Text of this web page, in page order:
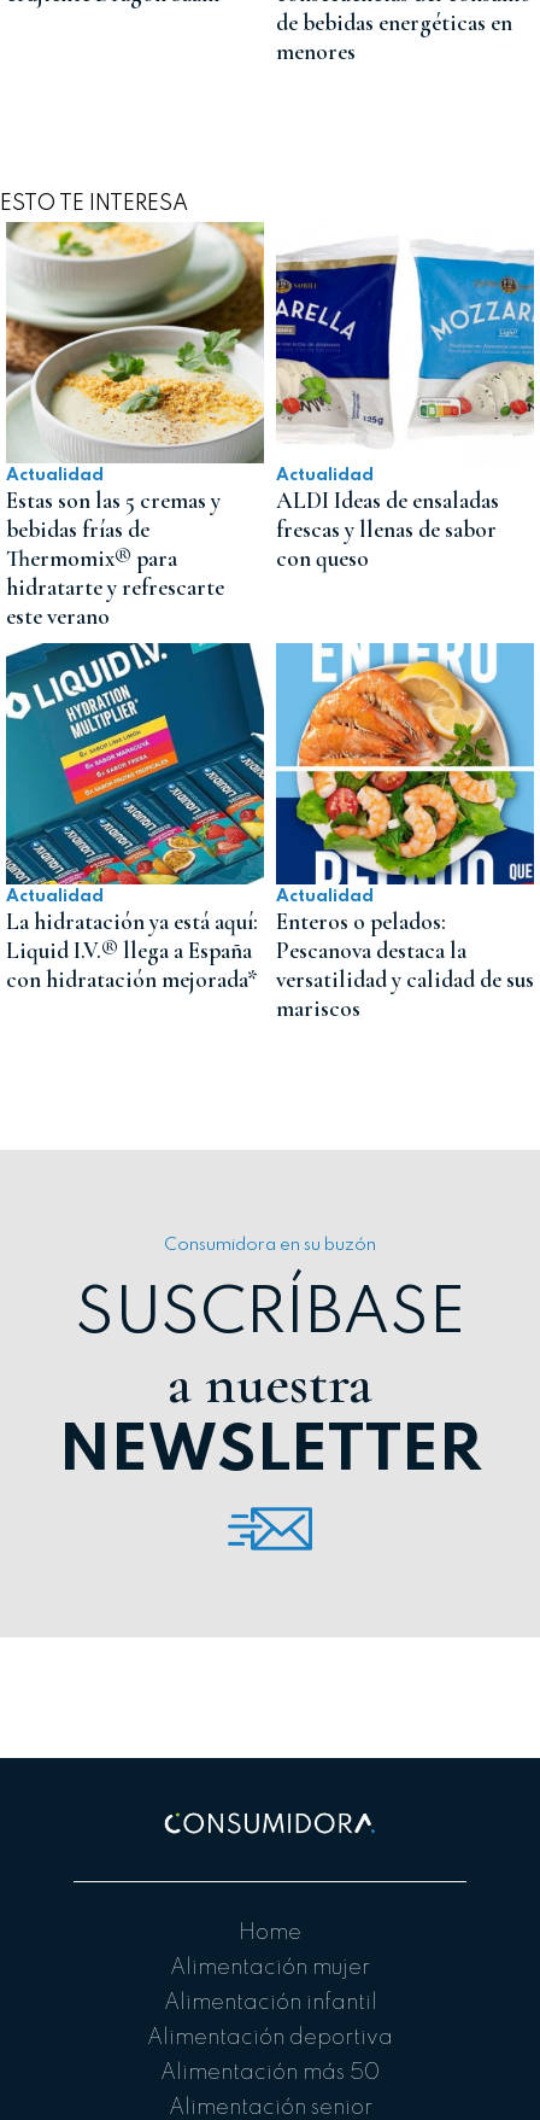
de bebidas energéticas en
menores
ESTO TE INTERESA
Actualidad
Estas son las 5 cremas y
bebidas frías de
Thermomix® para
hidratarte y refrescarte
este verano
Actualidad
ALDI Ideas de ensaladas
frescas y llenas de sabor
con queso
Actualidad
La hidratación ya está aquí:
Liquid I.V.® llega a España
con hidratación mejorada*
Actualidad
Enteros o pelados:
Pescanova destaca la
versatilidad y calidad de sus
mariscos
Consumidora en su buzón
SUSCRÍBASE
a nuestra
NEWSLETTER
Home
Alimentación mujer
Alimentación infantil
Alimentación deportiva
Alimentación más 50
Alimentación senior